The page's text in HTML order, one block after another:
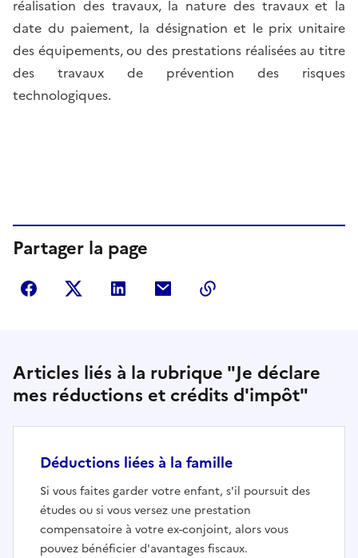
réalisation des travaux, la nature des travaux et la
date du paiement, la désignation et le prix unitaire
des équipements, ou des prestations réalisées au titre
des travaux de prévention des risques
technologiques.
Partager la page
Partager sur Facebook
Partager sur Twitter
Partager sur LinkedIn
Partager par courriel
Articles liés à la rubrique "Je déclare
mes réductions et crédits d'impôt"
Déductions liées à la famille
Si vous faites garder votre enfant, s'il poursuit des
études ou si vous versez une prestation
compensatoire à votre ex-conjoint, alors vous
pouvez bénéficier d'avantages fiscaux.